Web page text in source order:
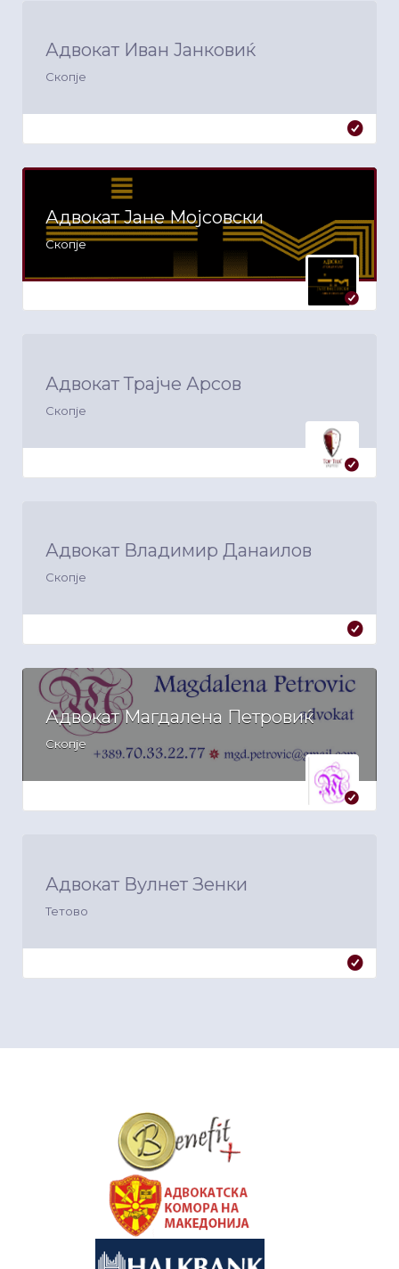
Адвокат Иван Јанковиќ
Скопје
Адвокат Јане Мојсовски
Скопје
Адвокат Трајче Арсов
Скопје
Адвокат Владимир Данаилов
Скопје
Адвокат Магдалена Петровиќ
Скопје
Адвокат Вулнет Зенки
Тетово